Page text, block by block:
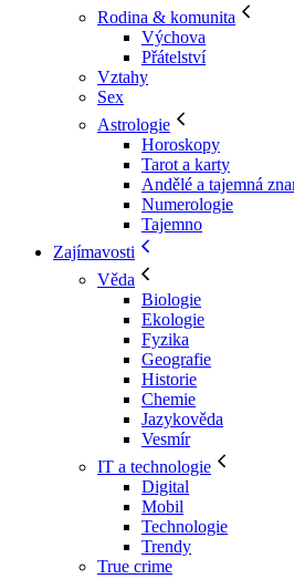
Rodina & komunita
Výchova
Přátelství
Vztahy
Sex
Astrologie
Horoskopy
Tarot a karty
Andělé a tajemná
Numerologie
Tajemno
Zajímavosti
Věda
Biologie
Ekologie
Fyzika
Geografie
Historie
Chemie
Jazykověda
Vesmír
IT a technologie
Digital
Mobil
Technologie
Trendy
True crime